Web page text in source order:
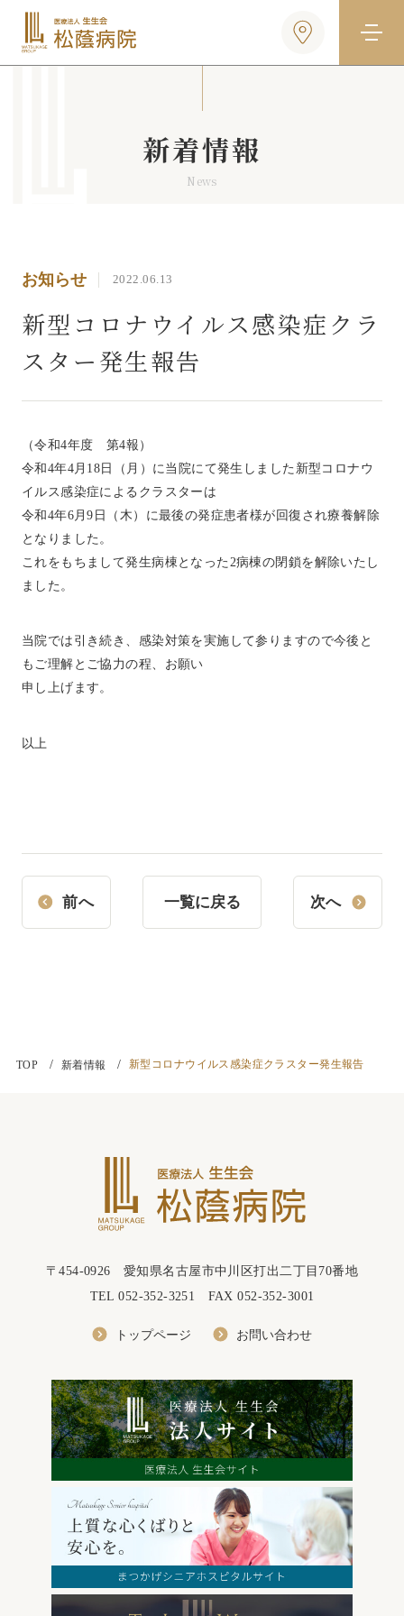
新着情報
News
お知らせ 2022.06.13
新型コロナウイルス感染症クラ
スター発生報告
（令和4年度 第4報）
令和4年4月18日（月）に当院にて発生しました新型コロナウ
イルス感染症によるクラスターは
令和4年6月9日（木）に最後の発症患者様が回復され療養解除
となりました。
これをもちまして発生病棟となった2病棟の閉鎖を解除いたし
ました。
当院では引き続き、感染対策を実施して参りますので今後と
もご理解とご協力の程、お願い
申し上げます。
以上
前へ 一覧に戻る 次へ
TOP 新着情報 新型コロナウイルス感染症クラスター発生報告
〒454-0926
愛知県名古屋市中川区打出二丁目70番地
TEL052-352-3251 FAX 052-352-3001
トップページ お問い合わせ